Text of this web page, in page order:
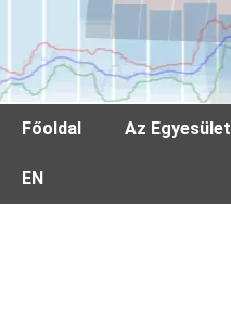
Főoldal Az Egyesület
EN